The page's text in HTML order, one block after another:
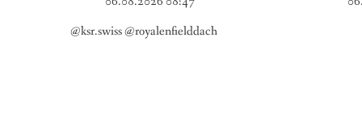
@ksr.swiss @royalenfielddach